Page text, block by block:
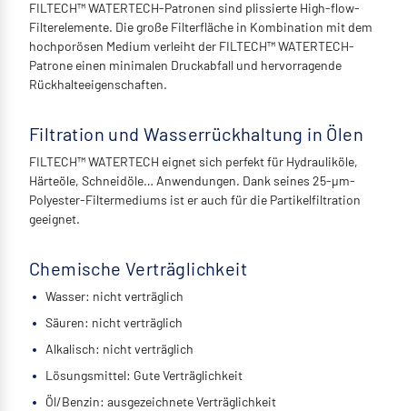
FILTECH™ WATERTECH-Patronen sind plissierte High-flow-
Filterelemente. Die große Filterfläche in Kombination mit dem
hochporösen Medium verleiht der FILTECH™ WATERTECH-
Patrone einen minimalen Druckabfall und hervorragende
Rückhalteeigenschaften.
Filtration und Wasserrückhaltung in Ölen
FILTECH™ WATERTECH eignet sich perfekt für Hydrauliköle,
Härteöle, Schneidöle… Anwendungen. Dank seines 25-µm-
Polyester-Filtermediums ist er auch für die Partikelfiltration
geeignet.
Chemische Verträglichkeit
Wasser: nicht verträglich
Säuren: nicht verträglich
Alkalisch: nicht verträglich
Lösungsmittel: Gute Verträglichkeit
Öl/Benzin: ausgezeichnete Verträglichkeit